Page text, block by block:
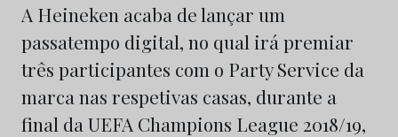
A Heineken acaba de lançar um
passatempo digital, no qual irá premiar
três participantes com o Party Service da
marca nas respetivas casas, durante a
final da UEFA Champions League 2018/19,